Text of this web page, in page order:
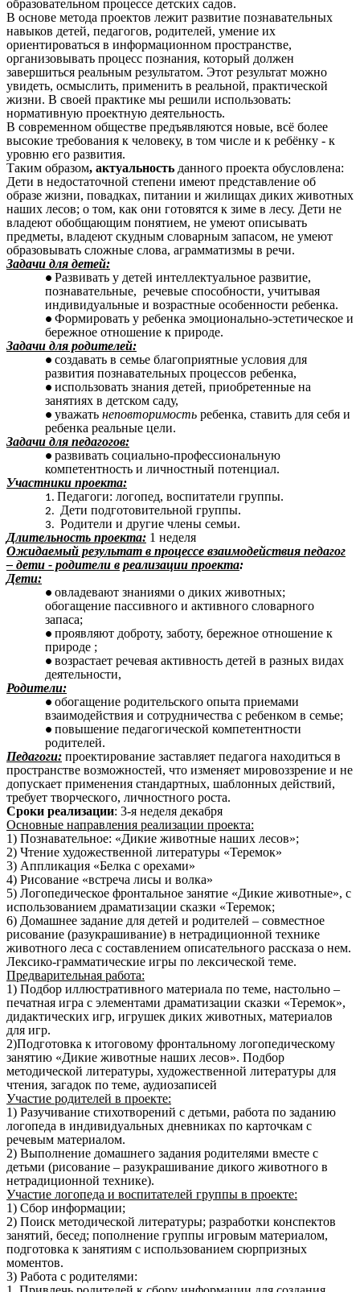
образовательном процессе детских садов.
В основе метода проектов лежит развитие познавательных
навыков детей, педагогов, родителей, умение их
ориентироваться в информационном пространстве,
организовывать процесс познания, который должен
завершиться реальным результатом. Этот результат можно
увидеть, осмыслить, применить в реальной, практической
жизни. В своей практике мы решили использовать:
нормативную проектную деятельность.
В современном обществе предъявляются новые, всё более
высокие требования к человеку, в том числе и к ребёнку - к
уровню его развития.
Таким образом, актуальность данного проекта обусловлена:
Дети в недостаточной степени имеют представление об
образе жизни, повадках, питании и жилищах диких животных
наших лесов; о том, как они готовятся к зиме в лесу. Дети не
владеют обобщающим понятием, не умеют описывать
предметы, владеют скудным словарным запасом, не умеют
образовывать сложные слова, аграмматизмы в речи.
Задачи для детей:
Развивать у детей интеллектуальное развитие,
познавательные, речевые способности, учитывая
индивидуальные и возрастные особенности ребенка.
Формировать у ребенка эмоционально-эстетическое и
бережное отношение к природе.
Задачи для родителей:
создавать в семье благоприятные условия для
развития познавательных процессов ребенка,
использовать знания детей, приобретенные на
занятиях в детском саду,
уважать неповторимость ребенка, ставить для себя и
ребенка реальные цели.
Задачи для педагогов:
развивать социально-профессиональную
компетентность и личностный потенциал.
Участники проекта:
Педагоги: логопед, воспитатели группы.
Дети подготовительной группы.
Родители и другие члены семьи.
Длительность проекта: 1 неделя
Ожидаемый результат в процессе взаимодействия педагог
– дети - родители в реализации проекта:
Дети:
овладевают знаниями о диких животных;
обогащение пассивного и активного словарного
запаса;
проявляют доброту, заботу, бережное отношение к
природе ;
возрастает речевая активность детей в разных видах
деятельности,
Родители:
обогащение родительского опыта приемами
взаимодействия и сотрудничества с ребенком в семье;
повышение педагогической компетентности
родителей.
Педагоги: проектирование заставляет педагога находиться в
пространстве возможностей, что изменяет мировоззрение и не
допускает применения стандартных, шаблонных действий,
требует творческого, личностного роста.
Сроки реализации: 3-я неделя декабря
Основные направления реализации проекта:
1) Познавательное: «Дикие животные наших лесов»;
2) Чтение художественной литературы «Теремок»
3) Аппликация «Белка с орехами»
4) Рисование «встреча лисы и волка»
5) Логопедическое фронтальное занятие «Дикие животные», с
использованием драматизации сказки «Теремок;
6) Домашнее задание для детей и родителей – совместное
рисование (разукрашивание) в нетрадиционной технике
животного леса с составлением описательного рассказа о нем.
Лексико-грамматические игры по лексической теме.
Предварительная работа:
1) Подбор иллюстративного материала по теме, настольно –
печатная игра с элементами драматизации сказки «Теремок»,
дидактических игр, игрушек диких животных, материалов
для игр.
2)Подготовка к итоговому фронтальному логопедическому
занятию «Дикие животные наших лесов». Подбор
методической литературы, художественной литературы для
чтения, загадок по теме, аудиозаписей
Участие родителей в проекте:
1) Разучивание стихотворений с детьми, работа по заданию
логопеда в индивидуальных дневниках по карточкам с
речевым материалом.
2) Выполнение домашнего задания родителями вместе с
детьми (рисование – разукрашивание дикого животного в
нетрадиционной технике).
Участие логопеда и воспитателей группы в проекте:
1) Сбор информации;
2) Поиск методической литературы; разработки конспектов
занятий, бесед; пополнение группы игровым материалом,
подготовка к занятиям с использованием сюрпризных
моментов.
3) Работа с родителями: